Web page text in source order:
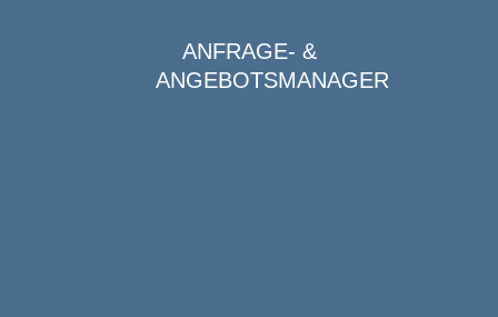
ANFRAGE- &
ANGEBOTSMANAGER